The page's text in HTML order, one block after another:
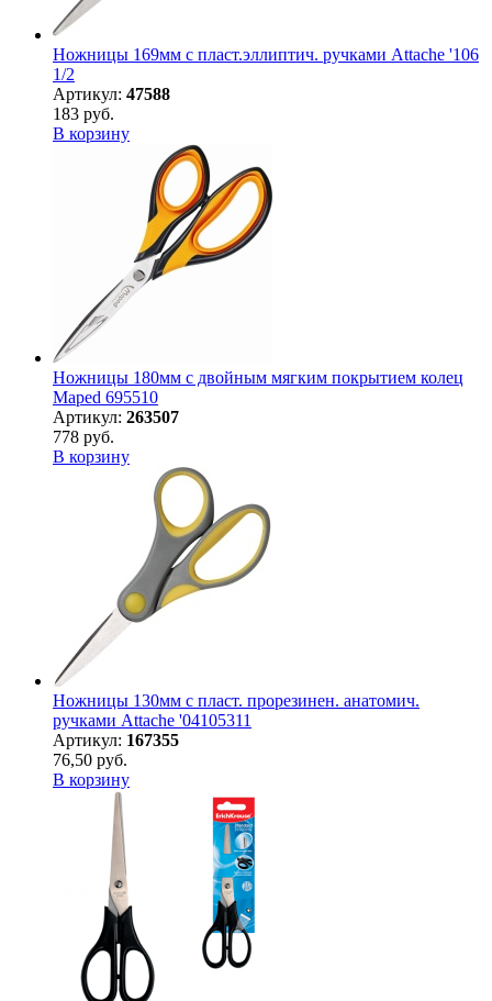
Ножницы 169мм с пласт.эллиптич. ручками Attache '106
1/2
Артикул: 47588
183 руб.
В корзину
Ножницы 180мм с двойным мягким покрытием колец
Maped 695510
Артикул: 263507
778 руб.
В корзину
Ножницы 130мм с пласт. прорезинен. анатомич.
ручками Attache '04105311
Артикул: 167355
76,50 руб.
В корзину